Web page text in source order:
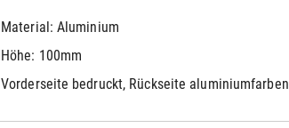
Material: Aluminium
Höhe: 100mm
Vorderseite bedruckt, Rückseite aluminiumfarben